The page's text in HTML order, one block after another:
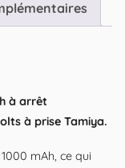
à arrêt
à prise Tamiya.
mAh, ce qui